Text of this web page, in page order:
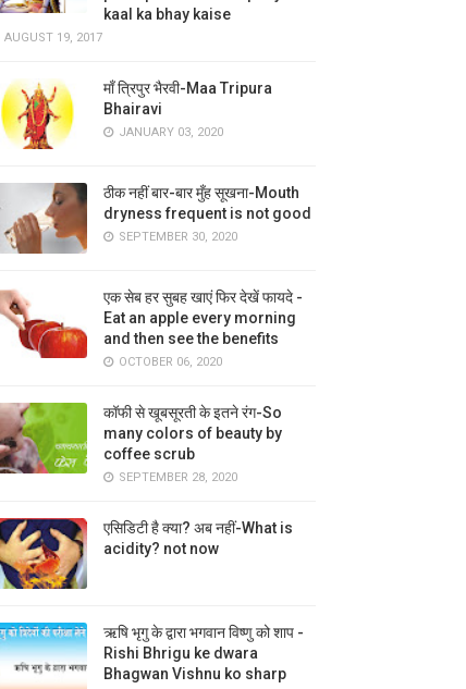
kaal ka bhay kaise
AUGUST 19, 2017
माँ त्रिपुर भैरवी-Maa Tripura
Bhairavi
JANUARY 03, 2020
ठीक नहीं बार-बार मुँह सूखना-Mouth
dryness frequent is not good
SEPTEMBER 30, 2020
एक सेब हर सुबह खाएं फिर देखें फायदे -
Eat an apple every morning
and then see the benefits
OCTOBER 06, 2020
कॉफी से खूबसूरती के इतने रंग-So
many colors of beauty by
coffee scrub
SEPTEMBER 28, 2020
एसिडिटी है क्या? अब नहीं-What is
acidity? not now
ऋषि भृगु के द्वारा भगवान विष्णु को शाप -
Rishi Bhrigu ke dwara
Bhagwan Vishnu ko sharp